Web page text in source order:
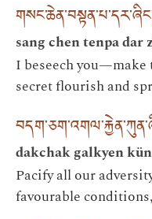
sang chen tenpa dar
I beseech you—make
secret flourish and
dakchak galkyen
Pacify all our
favourable conditions,